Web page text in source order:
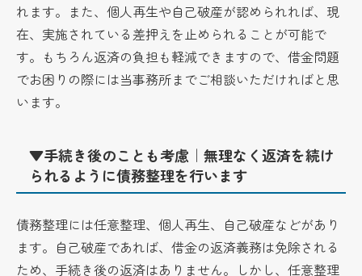
れます。また、個人再生や自己破産が認められれば、現
在、実施されている差押えを止められることが可能で
す。もちろん返済の負担も軽減できますので、借金問題
でお困りの際には当事務所までご相談いただければと思
います。
▼手続き後のことも考慮｜無理なく返済を続け
られるように債務整理を行います
債務整理には任意整理、個人再生、自己破産などがあり
ます。自己破産であれば、借金の返済義務は免除される
ため、手続き後の返済はありません。しかし、任意整理